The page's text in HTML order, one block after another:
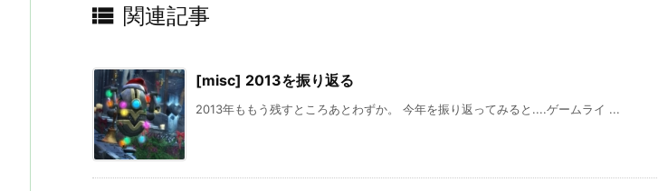
 関連記事
[misc] 2013を振り返る
2013年ももう残すところあとわずか。 今年を振り返ってみると....ゲームライ ...